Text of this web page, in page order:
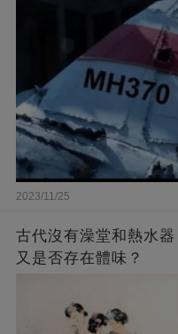
2023/11/25
古代沒有澡堂和熱水
又是否存在體味？